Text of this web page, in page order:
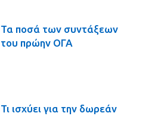
Τα ποσά των συντάξεων
του πρώην ΟΓΑ
Τι ισχύει για την δωρεάν